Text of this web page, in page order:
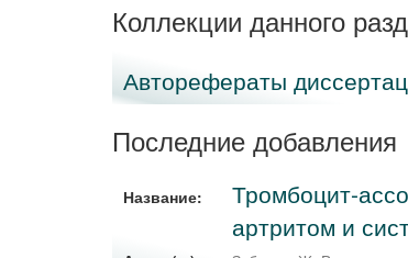
Коллекции данного
Авторефераты
Последние добавления
Название:
Тромбоцит-
артритом и